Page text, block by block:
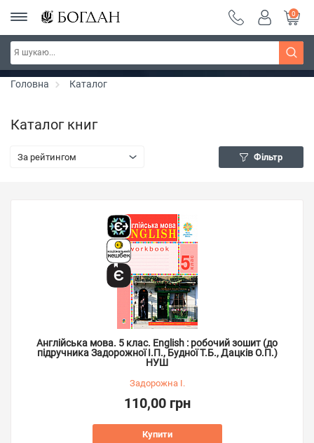
Серія "Вандербікери" ~ знижка 25%
0
Головна Каталог
Каталог книг
За рейтингом Фільтр
Англійська мова. 5 клас. English : робочий зошит (до
підручника Задорожної І.П., Будної Т.Б., Дацків О.П.)
НУШ
Задорожна І.
110,00 грн
Купити